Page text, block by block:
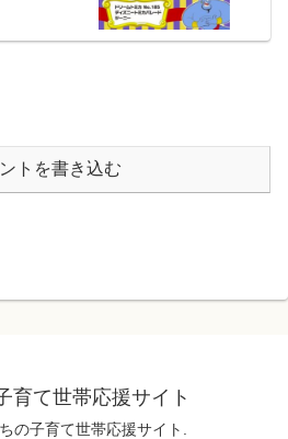
トを書き込む
育て世帯応援サイト
の子育て世帯応援サイト.